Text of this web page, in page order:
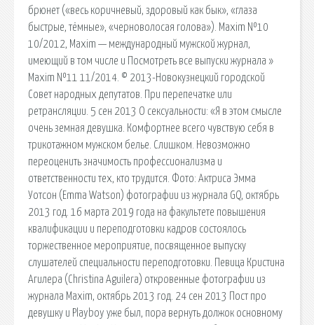
брюнет («весь коричневый, здоровый как бык», «глаза
быстрые, тёмные», «черноволосая голова»). Maxim №10
10/2012, Maxim — международный мужской журнал,
имеющий в том числе и Посмотреть все выпуски журнала »
Maxim №11 11/2014. © 2013-Новокузнецкий городской
Совет народных депутатов. При перепечатке или
ретрансляции. 5 сен 2013 О сексуальности: «Я в этом смысле
очень земная девушка. Комфортнее всего чувствую себя в
трикотажном мужском белье. Слишком. Невозможно
переоценить значимость профессионализма и
ответственности тех, кто трудится. Фото: Актриса Эмма
Уотсон (Emma Watson) фотографии из журнала GQ, октябрь
2013 год. 16 марта 2019 года на факультете повышения
квалификации и переподготовки кадров состоялось
торжественное мероприятие, посвященное выпуску
слушателей специальности переподготовки. Певица Кристина
Агилера (Christina Aguilera) откровенные фотографии из
журнала Maxim, октябрь 2013 год. 24 сен 2013 Пост про
девушку и Playboy уже был, пора вернуть должок основному